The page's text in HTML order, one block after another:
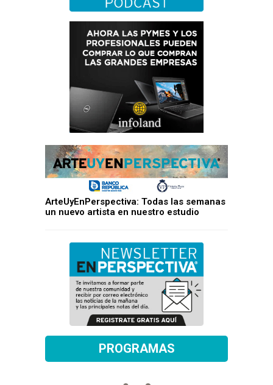
ArteUyEnPerspectiva: Todas las semanas
un nuevo artista en nuestro estudio
PROGRAMAS